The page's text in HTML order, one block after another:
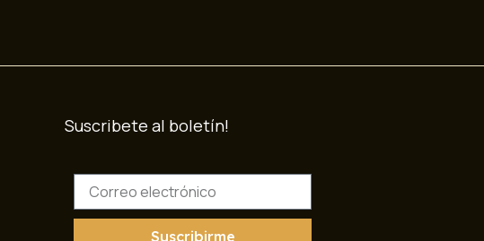
Suscribete al boletín!
r
Suscribirme